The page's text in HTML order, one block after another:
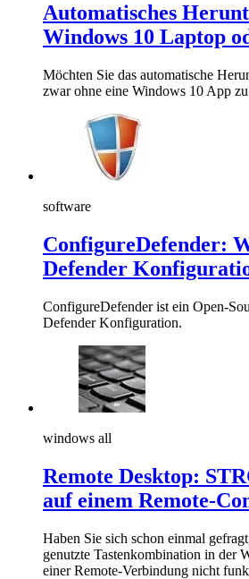
Automatisches
Windows 10 Laptop
Möchten Sie das automatische
zwar ohne eine Windows 10 App
software
ConfigureDefender:
Defender
ConfigureDefender ist ein Open-
Defender Konfiguration.
windows all
Remote Desktop:
auf einem Remote-
Haben Sie sich schon einmal
genutzte Tastenkombination in der
einer Remote-Verbindung nicht